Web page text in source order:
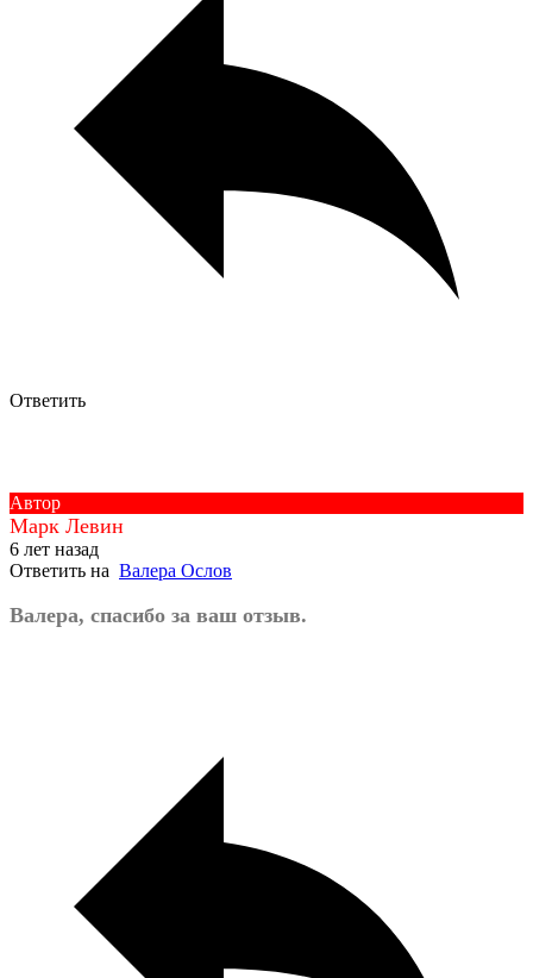
Ответить
Автор
Марк Левин
6 лет назад
Ответить на Валера Ослов
Валера, спасибо за ваш отзыв.